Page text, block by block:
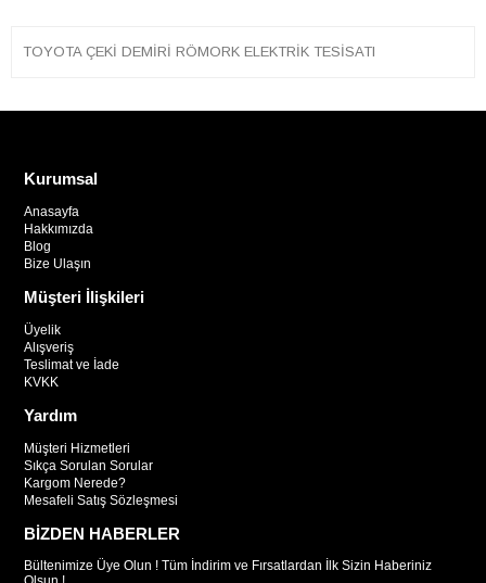
TOYOTA ÇEKİ DEMİRİ RÖMORK ELEKTRİK TESİSATI
Kurumsal
Anasayfa
Hakkımızda
Blog
Bize Ulaşın
Müşteri İlişkileri
Üyelik
Alışveriş
Teslimat ve İade
KVKK
Yardım
Müşteri Hizmetleri
Sıkça Sorulan Sorular
Kargom Nerede?
Mesafeli Satış Sözleşmesi
BİZDEN HABERLER
Bültenimize Üye Olun ! Tüm İndirim ve Fırsatlardan İlk Sizin Haberiniz